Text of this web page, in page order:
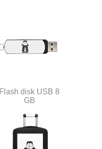
Flash disk USB 8
GB